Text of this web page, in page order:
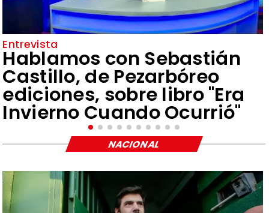
Entrevista
Hablamos con Sebastián
Castillo, de Pezarbóreo
ediciones, sobre libro "Era
Invierno Cuando Ocurrió"
NACIONAL